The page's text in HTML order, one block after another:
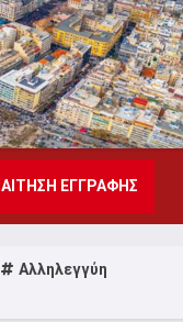
ΑΙΤΗΣΗ ΕΓΓΡΑΦΗΣ
Αλληλεγγύη